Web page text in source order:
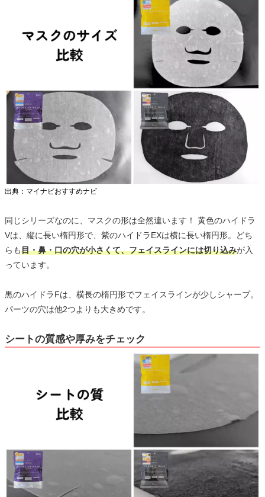
出典：マイナビおすすめナビ
同じシリーズなのに、マスクの形は全然違います！ 黄色のハイドラ
Vは、縦に長い楕円形で、紫のハイドラEXは横に長い楕円形。どち
らも目・鼻・口の穴が小さくて、フェイスラインには切り込みが入
っています。
黒のハイドラFは、横長の楕円形でフェイスラインが少しシャープ。
パーツの穴は他2つよりも大きめです。
シートの質感や厚みをチェック